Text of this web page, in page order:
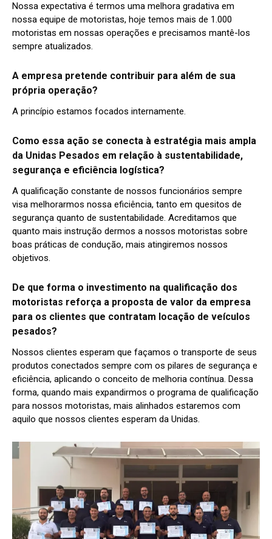
Nossa expectativa é termos uma melhora gradativa em
nossa equipe de motoristas, hoje temos mais de 1.000
motoristas em nossas operações e precisamos mantê-los
sempre atualizados.
A empresa pretende contribuir para além de sua
própria operação?
A princípio estamos focados internamente.
Como essa ação se conecta à estratégia mais ampla
da Unidas Pesados em relação à sustentabilidade,
segurança e eficiência logística?
A qualificação constante de nossos funcionários sempre
visa melhorarmos nossa eficiência, tanto em quesitos de
segurança quanto de sustentabilidade. Acreditamos que
quanto mais instrução dermos a nossos motoristas sobre
boas práticas de condução, mais atingiremos nossos
objetivos.
De que forma o investimento na qualificação dos
motoristas reforça a proposta de valor da empresa
para os clientes que contratam locação de veículos
pesados?
Nossos clientes esperam que façamos o transporte de seus
produtos conectados sempre com os pilares de segurança e
eficiência, aplicando o conceito de melhoria contínua. Dessa
forma, quando mais expandirmos o programa de qualificação
para nossos motoristas, mais alinhados estaremos com
aquilo que nossos clientes esperam da Unidas.